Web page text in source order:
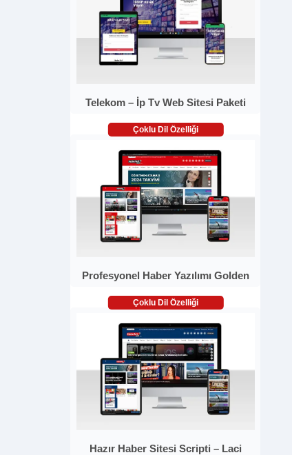
Telekom – İp Tv Web Sitesi Paketi
Çoklu Dil Özelliği
Profesyonel Haber Yazılımı Golden
Çoklu Dil Özelliği
Hazır Haber Sitesi Scripti – Laci